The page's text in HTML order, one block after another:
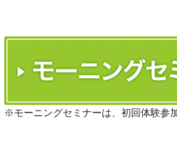
※モーニングセミナーは、初回体験参